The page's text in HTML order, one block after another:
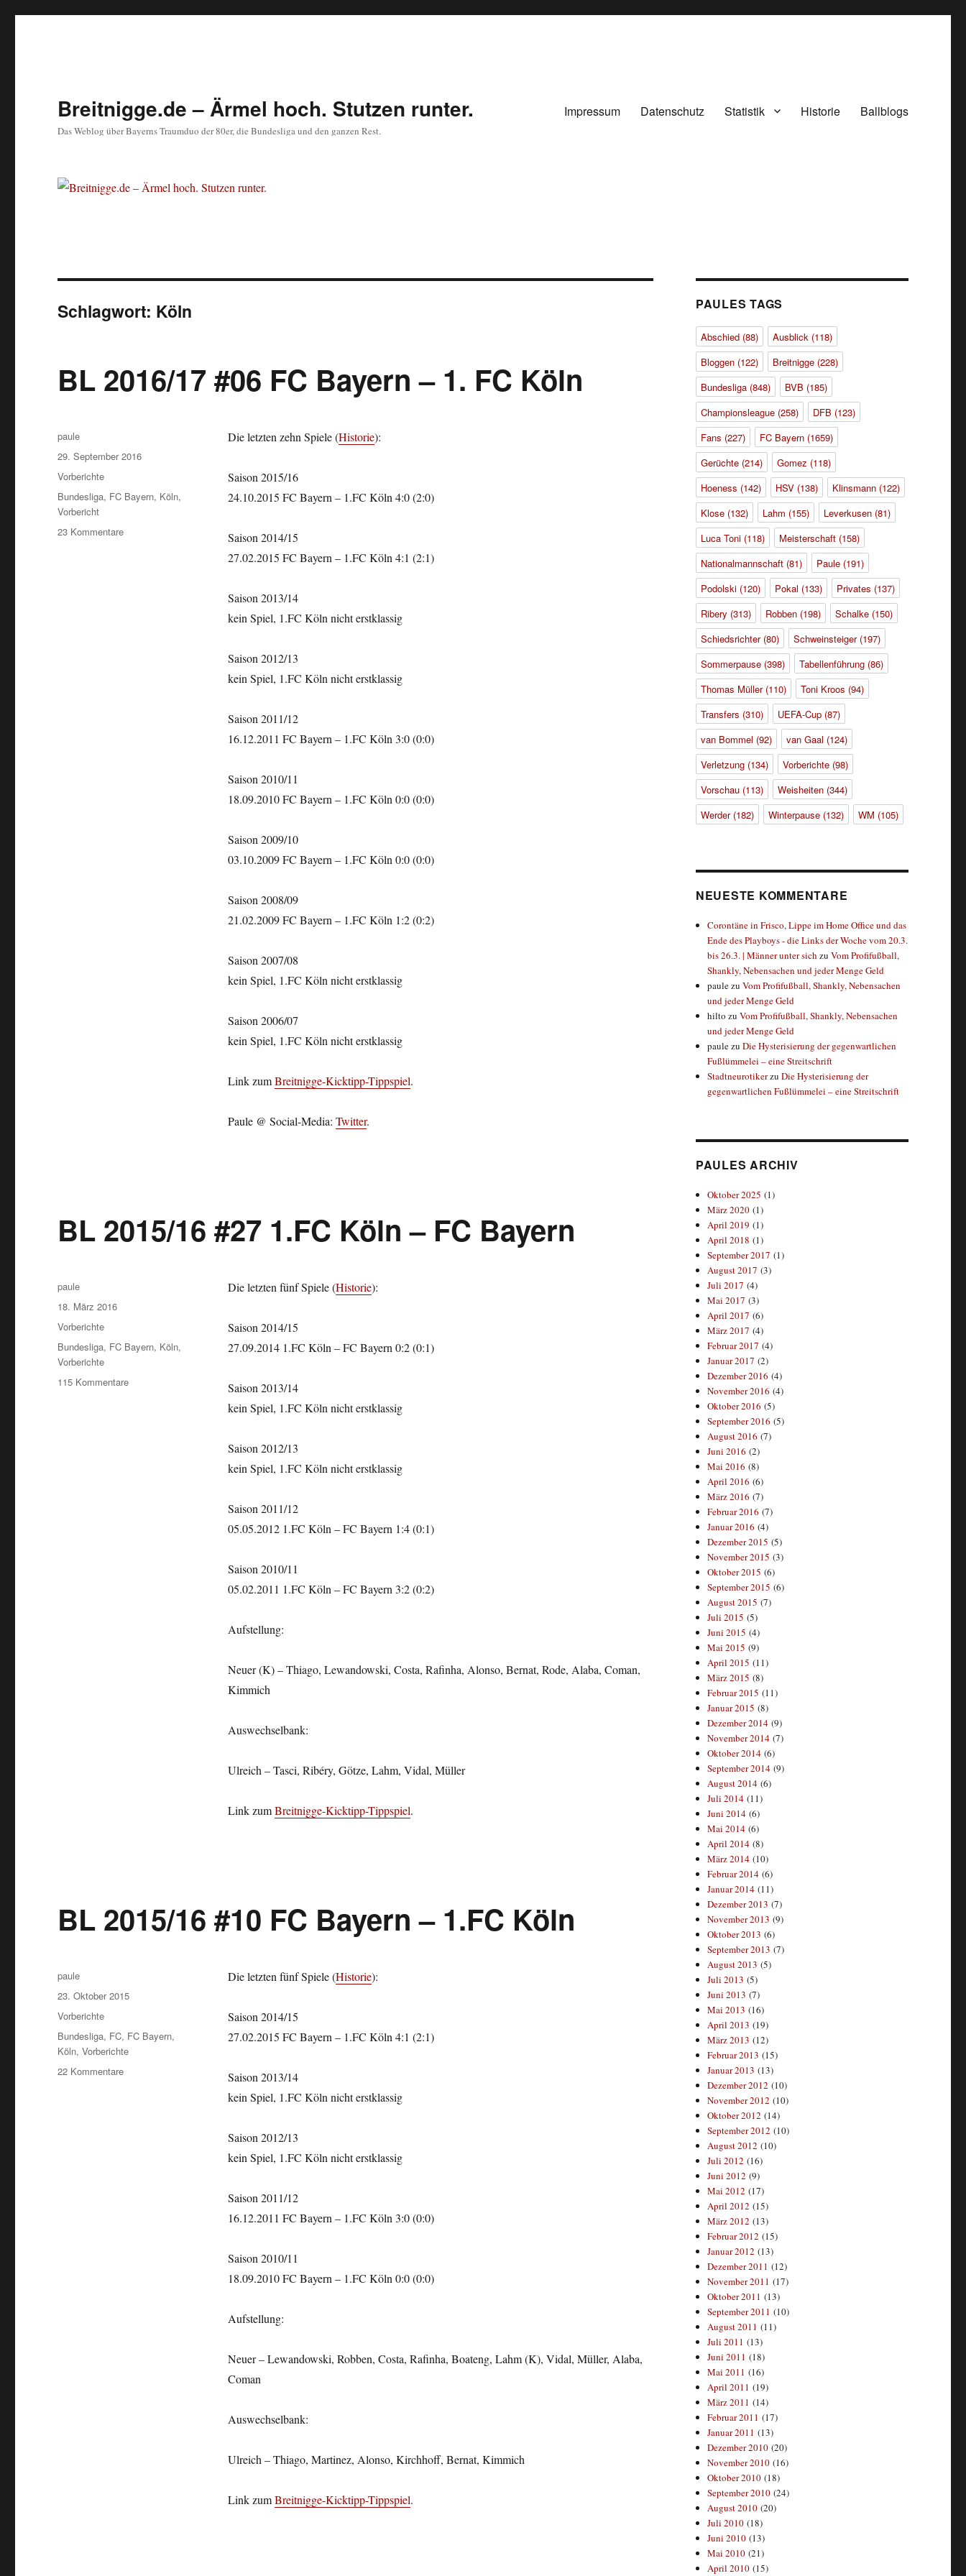
Breitnigge.de – Ärmel hoch. Stutzen runter.
Das Weblog über Bayerns Traumduo der 80er, die Bundesliga und den ganzen Rest.
Impressum Datenschutz Statistik Historie Ballblogs
Schlagwort: Köln
BL 2016/17 #06 FC Bayern – 1. FC Köln
Die letzten zehn Spiele (Historie):
Saison 2015/16
24.10.2015 FC Bayern – 1.FC Köln 4:0 (2:0)
Saison 2014/15
27.02.2015 FC Bayern – 1.FC Köln 4:1 (2:1)
Saison 2013/14
kein Spiel, 1.FC Köln nicht erstklassig
Saison 2012/13
kein Spiel, 1.FC Köln nicht erstklassig
Saison 2011/12
16.12.2011 FC Bayern – 1.FC Köln 3:0 (0:0)
Saison 2010/11
18.09.2010 FC Bayern – 1.FC Köln 0:0 (0:0)
Saison 2009/10
03.10.2009 FC Bayern – 1.FC Köln 0:0 (0:0)
Saison 2008/09
21.02.2009 FC Bayern – 1.FC Köln 1:2 (0:2)
Saison 2007/08
kein Spiel, 1.FC Köln nicht erstklassig
Saison 2006/07
kein Spiel, 1.FC Köln nicht erstklassig
Link zumBreitnigge-Kicktipp-Tippspiel.
Paule @ Social-Media: Twitter.
Autor
paule
Veröffentlicht
am
29. September 2016
Kategorien
Vorberichte
Schlagwörter
Bundesliga, FC Bayern, Köln,
Vorbericht
23 Kommentarezu
BL 2015/16 #27 1.FC Köln – FC Bayern
Die letzten fünf Spiele (Historie):
Saison 2014/15
27.09.2014 1.FC Köln – FC Bayern 0:2 (0:1)
Saison 2013/14
kein Spiel, 1.FC Köln nicht erstklassig
Saison 2012/13
kein Spiel, 1.FC Köln nicht erstklassig
Saison 2011/12
05.05.2012 1.FC Köln – FC Bayern 1:4 (0:1)
Saison 2010/11
05.02.2011 1.FC Köln – FC Bayern 3:2 (0:2)
Aufstellung:
Neuer (K) – Thiago, Lewandowski, Costa, Rafinha, Alonso, Bernat, Rode, Alaba, Coman,
Kimmich
Auswechselbank:
Ulreich – Tasci, Ribéry, Götze, Lahm, Vidal, Müller
Link zumBreitnigge-Kicktipp-Tippspiel.
Autor
paule
Veröffentlicht
am
18. März 2016
Kategorien
Vorberichte
Schlagwörter
Bundesliga, FC Bayern, Köln,
Vorberichte
115 Kommentarezu
BL 2015/16 #10 FC Bayern – 1.FC Köln
Die letzten fünf Spiele (Historie):
Saison 2014/15
27.02.2015 FC Bayern – 1.FC Köln 4:1 (2:1)
Saison 2013/14
kein Spiel, 1.FC Köln nicht erstklassig
Saison 2012/13
kein Spiel, 1.FC Köln nicht erstklassig
Saison 2011/12
16.12.2011 FC Bayern – 1.FC Köln 3:0 (0:0)
Saison 2010/11
18.09.2010 FC Bayern – 1.FC Köln 0:0 (0:0)
Aufstellung:
Neuer – Lewandowski, Robben, Costa, Rafinha, Boateng, Lahm (K), Vidal, Müller, Alaba,
Coman
Auswechselbank:
Ulreich – Thiago, Martinez, Alonso, Kirchhoff, Bernat, Kimmich
Link zumBreitnigge-Kicktipp-Tippspiel.
Autor
paule
Veröffentlicht
am
23. Oktober 2015
Kategorien
Vorberichte
Schlagwörter
Bundesliga, FC, FC Bayern,
Köln,Vorberichte
22 Kommentarezu
PAULES TAGS
Abschied(88) Ausblick(118)
Bloggen(122) Breitnigge(228)
Bundesliga(848) BVB (185)
Championsleague(258) DFB (123)
Fans (227) FC Bayern(1659)
Gerüchte(214) Gomez (118)
Hoeness (142) HSV(138) Klinsmann(122)
Klose(132) Lahm (155) Leverkusen(81)
Luca Toni(118) Meisterschaft(158)
Nationalmannschaft(81) Paule(191)
Podolski(120) Pokal (133) Privates (137)
Ribery (313) Robben(198) Schalke(150)
Schiedsrichter(80) Schweinsteiger(197)
Sommerpause(398) Tabellenführung(86)
Thomas Müller(110) Toni Kroos (94)
Transfers (310) UEFA-Cup(87)
van Bommel (92) van Gaal (124)
Verletzung(134) Vorberichte(98)
Vorschau(113) Weisheiten(344)
Werder(182) Winterpause(132) WM (105)
NEUESTE KOMMENTARE
Corontäne in Frisco, Lippe im Home Office und das
Ende des Playboys - die Links der Woche vom 20.3.
bis 26.3. | Männer unter sich zuVom Profifußball,
Shankly, Nebensachen und jeder Menge Geld
paulezuVom Profifußball, Shankly, Nebensachen
und jeder Menge Geld
hilto zuVom Profifußball, Shankly, Nebensachen
und jeder Menge Geld
paulezuDie Hysterisierung der gegenwartlichen
Fußlümmelei – eine Streitschrift
StadtneurotikerzuDie Hysterisierung der
gegenwartlichen Fußlümmelei – eine Streitschrift
PAULES ARCHIV
Oktober 2025 (1)
März 2020 (1)
April 2019 (1)
April 2018 (1)
September 2017 (1)
August 2017 (3)
Juli 2017 (4)
Mai 2017 (3)
April 2017 (6)
März 2017 (4)
Februar 2017 (4)
Januar 2017 (2)
Dezember 2016 (4)
November 2016 (4)
Oktober 2016 (5)
September 2016 (5)
August 2016 (7)
Juni 2016 (2)
Mai 2016 (8)
April 2016 (6)
März 2016 (7)
Februar 2016 (7)
Januar 2016 (4)
Dezember 2015 (5)
November 2015 (3)
Oktober 2015 (6)
September 2015 (6)
August 2015 (7)
Juli 2015 (5)
Juni 2015 (4)
Mai 2015 (9)
April 2015 (11)
März 2015 (8)
Februar 2015 (11)
Januar 2015 (8)
Dezember 2014 (9)
November 2014 (7)
Oktober 2014 (6)
September 2014 (9)
August 2014 (6)
Juli 2014 (11)
Juni 2014 (6)
Mai 2014 (6)
April 2014 (8)
März 2014 (10)
Februar 2014 (6)
Januar 2014 (11)
Dezember 2013 (7)
November 2013 (9)
Oktober 2013 (6)
September 2013 (7)
August 2013 (5)
Juli 2013 (5)
Juni 2013 (7)
Mai 2013 (16)
April 2013 (19)
März 2013 (12)
Februar 2013 (15)
Januar 2013 (13)
Dezember 2012 (10)
November 2012 (10)
Oktober 2012 (14)
September 2012 (10)
August 2012 (10)
Juli 2012 (16)
Juni 2012 (9)
Mai 2012 (17)
April 2012 (15)
März 2012 (13)
Februar 2012 (15)
Januar 2012 (13)
Dezember 2011 (12)
November 2011 (17)
Oktober 2011 (13)
September 2011 (10)
August 2011 (11)
Juli 2011 (13)
Juni 2011 (18)
Mai 2011 (16)
April 2011 (19)
März 2011 (14)
Februar 2011 (17)
Januar 2011 (13)
Dezember 2010 (20)
November 2010 (16)
Oktober 2010 (18)
September 2010 (24)
August 2010 (20)
Juli 2010 (18)
Juni 2010 (13)
Mai 2010 (21)
April 2010 (15)